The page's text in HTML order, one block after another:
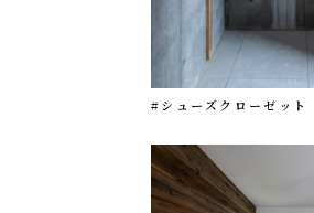
#シューズクローゼット